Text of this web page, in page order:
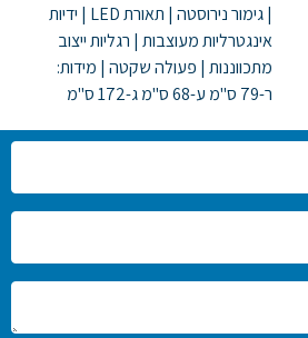
| גימור נירוסטה | תאורת LED | ידיות
אינגטרליות מעוצבות | רגליות ייצוב
מתכווננות | פעולה שקטה | מידות:
ר-79 ס"מ ע-68 ס"מ ג-172 ס"מ